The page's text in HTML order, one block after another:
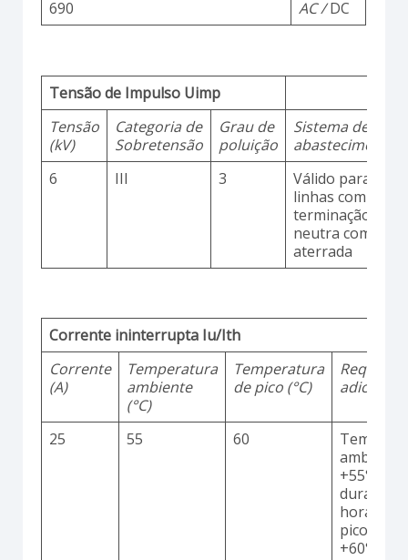
690
AC /DC
Tensão de Impulso Uimp
Tensão
(kV)
Categoria de
Sobretensão
Grau de
poluição
Sistema de
abastecimento
6
III 3
Válido para
linhas com
terminação
neutra comum
aterrada
Corrente ininterrupta Iu/Ith
Corrente
(A)
Temperatura
ambiente
(°C)
Temperatura
de pico (°C)
adicionais
25 55 60
ambiente
+55°C
durante
horas
picos até
+60°C